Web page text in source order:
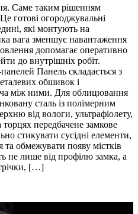
Саме таким рішенням
готові огороджувальні
які монтують на
вага зменшує навантаження
допомагає оперативно
до внутрішніх робіт.
Панель складається з
обшивок і
між ними. Для облицювання
сталь із полімерним
від вологи, ультрафіолету,
торцях передбачене замкове
стикувати сусідні елементи,
обмежувати появу містків
не лише від профілю замка, а
[…]